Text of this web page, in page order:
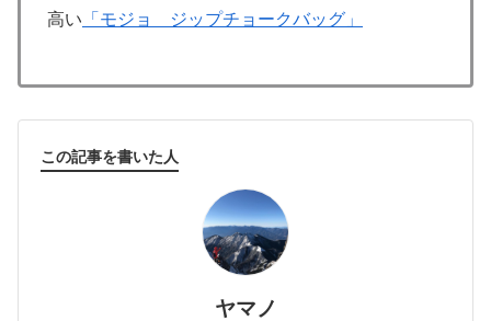
高い 「モジョ ジップチョークバッグ」
この記事を書いた人
ヤマノ